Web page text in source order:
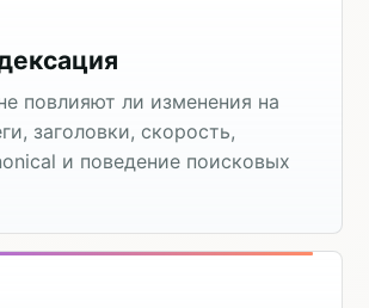
повлияют ли изменения на
заголовки, скорость,
и поведение поисковых